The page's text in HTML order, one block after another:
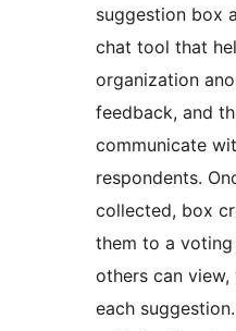
suggestion box
chat tool that
organization
feedback, and
communicate
respondents.
collected, box
them to a
others can
each